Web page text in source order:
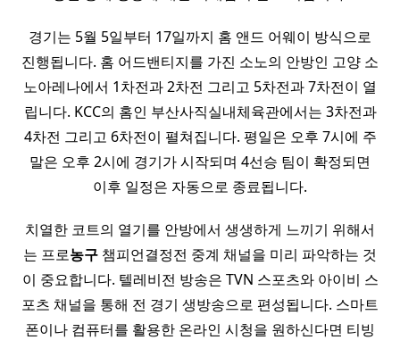
경기는 5월 5일부터 17일까지 홈 앤드 어웨이 방식으로
진행됩니다. 홈 어드밴티지를 가진 소노의 안방인 고양 소
노아레나에서 1차전과 2차전 그리고 5차전과 7차전이 열
립니다. KCC의 홈인 부산사직실내체육관에서는 3차전과
4차전 그리고 6차전이 펼쳐집니다. 평일은 오후 7시에 주
말은 오후 2시에 경기가 시작되며 4선승 팀이 확정되면
이후 일정은 자동으로 종료됩니다.
치열한 코트의 열기를 안방에서 생생하게 느끼기 위해서
는 프로농구 챔피언결정전 중계 채널을 미리 파악하는 것
이 중요합니다. 텔레비전 방송은 TVN 스포츠와 아이비 스
포츠 채널을 통해 전 경기 생방송으로 편성됩니다. 스마트
폰이나 컴퓨터를 활용한 온라인 시청을 원하신다면 티빙